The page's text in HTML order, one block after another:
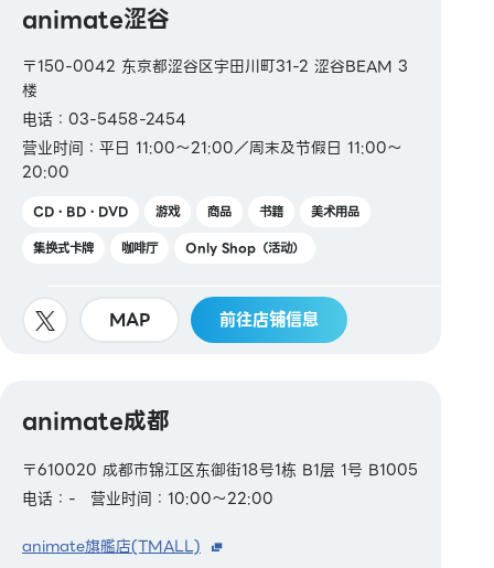
animate涩谷
〒150-0042 东京都涩谷区宇田川町31-2 涩谷BEAM 3
楼
电话：03-5458-2454
营业时间：平日 11:00～21:00／周末及节假日 11:00～
20:00
CD・BD・DVD 游戏 商品 书籍
美术用品
集换式卡牌
咖啡厅 Only Shop（活动）
MAP 前往店铺信息
animate成都
〒610020 成都市锦江区东御街18号1栋 B1层 1号 B1005
电话：-
营业时间：10:00～22:00
animate旗艦店(TMALL)